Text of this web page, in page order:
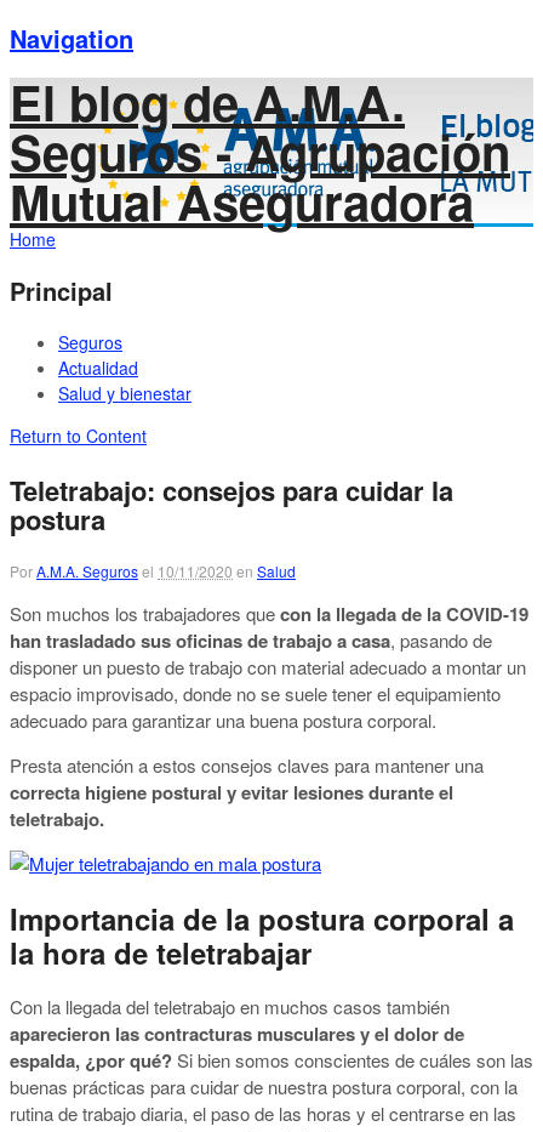
Navigation
El blog de A.M.A.
Seguros - Agrupación
Mutual Aseguradora
Home
Principal
Seguros
Actualidad
Salud y bienestar
Return to Content
Teletrabajo: consejos para cuidar la
postura
PorA.M.A. Segurosel 10/11/2020 en Salud
Son muchos los trabajadores quecon la llegada de la COVID-19
han trasladado sus oficinas de trabajo a casa, pasando de
disponer un puesto de trabajo con material adecuado a montar un
espacio improvisado, donde no se suele tener el equipamiento
adecuado para garantizar una buena postura corporal.
Presta atención a estos consejos claves para mantener una
correcta higiene postural y evitar lesiones durante el
teletrabajo.
Importancia de la postura corporal a
la hora de teletrabajar
Con la llegada del teletrabajo en muchos casos también
aparecieron las contracturas musculares y el dolor de
espalda, ¿por qué?Si bien somos conscientes de cuáles son las
buenas prácticas para cuidar de nuestra postura corporal, con la
rutina de trabajo diaria, el paso de las horas y el centrarse en las